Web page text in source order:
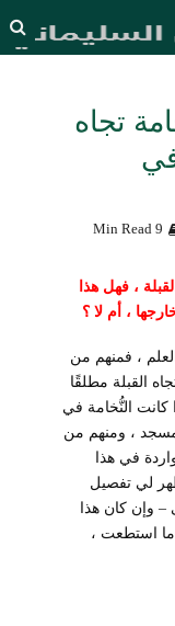
تجاه
9 Min Read
، فهل هذا
، أم لا ؟
، فمنهم من
القبلة مطلقًا
كانت النُّخامة في
، ومنهم من
في هذا
لي تفصيل
– وإن كان هذا
ما استطعت ،